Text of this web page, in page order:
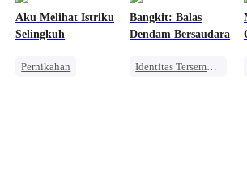
Aku Melihat Istriku
Selingkuh
Pernikahan
Bangkit: Balas
Dendam Bersaudara
Identitas Tersembunyi